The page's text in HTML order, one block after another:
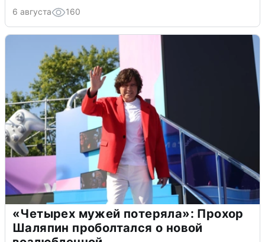
6 августа 160
«Четырех мужей потеряла»: Прохор
Шаляпин проболтался о новой